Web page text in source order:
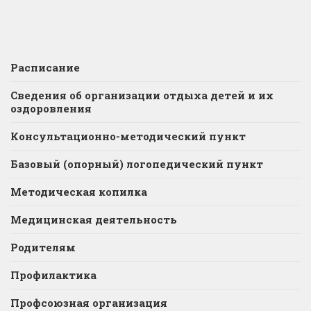
Расписание
Сведения об организации отдыха детей и их
оздоровления
Консультационно-методический пункт
Базовый (опорный) логопедический пункт
Методическая копилка
Медицинская деятельность
Родителям
Профилактика
Профсоюзная организация